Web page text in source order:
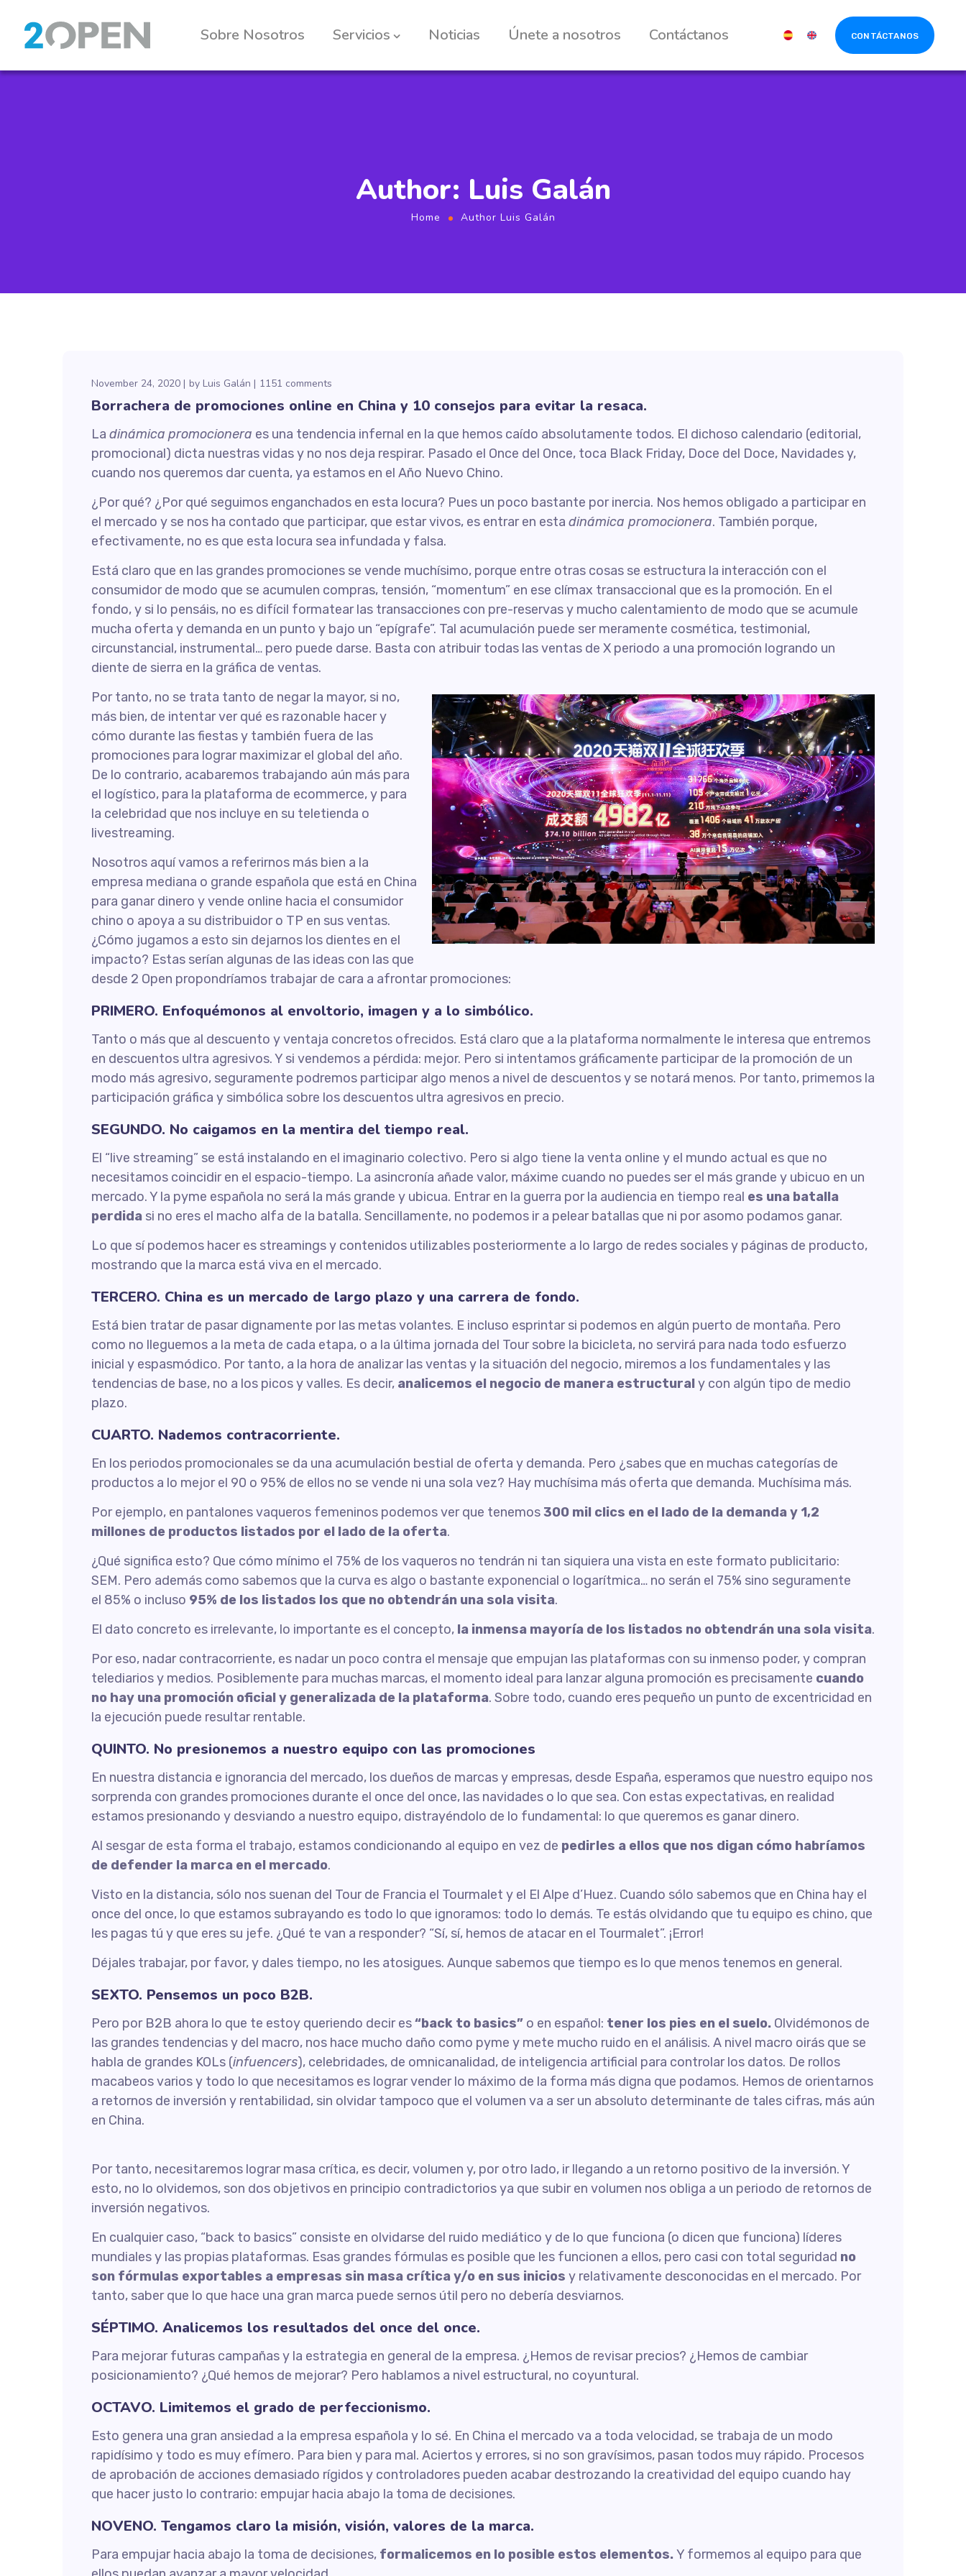
Sobre Nosotros Servicios Noticias Únete a nosotros Contáctanos CONTÁCTANOS
Author: Luis Galán
Home Author Luis Galán
November 24, 2020 by Luis Galán 1151 comments
Borrachera de promociones online en China y 10 consejos para evitar la resaca.
La dinámica promocionera es una tendencia infernal en la que hemos caído absolutamente todos. El dichoso calendario (editorial,
promocional) dicta nuestras vidas y no nos deja respirar. Pasado el Once del Once, toca Black Friday, Doce del Doce, Navidades y,
cuando nos queremos dar cuenta, ya estamos en el Año Nuevo Chino.
¿Por qué? ¿Por qué seguimos enganchados en esta locura? Pues un poco bastante por inercia. Nos hemos obligado a participar en
el mercado y se nos ha contado que participar, que estar vivos, es entrar en esta dinámica promocionera. También porque,
efectivamente, no es que esta locura sea infundada y falsa.
Está claro que en las grandes promociones se vende muchísimo, porque entre otras cosas se estructura la interacción con el
consumidor de modo que se acumulen compras, tensión, “momentum” en ese clímax transaccional que es la promoción. En el
fondo, y si lo pensáis, no es difícil formatear las transacciones con pre-reservas y mucho calentamiento de modo que se acumule
mucha oferta y demanda en un punto y bajo un “epígrafe”. Tal acumulación puede ser meramente cosmética, testimonial,
circunstancial, instrumental… pero puede darse. Basta con atribuir todas las ventas de X periodo a una promoción logrando un
diente de sierra en la gráfica de ventas.
Por tanto, no se trata tanto de negar la mayor, si no,
más bien, de intentar ver qué es razonable hacer y
cómo durante las fiestas y también fuera de las
promociones para lograr maximizar el global del año.
De lo contrario, acabaremos trabajando aún más para
el logístico, para la plataforma de ecommerce, y para
la celebridad que nos incluye en su teletienda o
livestreaming.
Nosotros aquí vamos a referirnos más bien a la
empresa mediana o grande española que está en China
para ganar dinero y vende online hacia el consumidor
chino o apoya a su distribuidor o TP en sus ventas.
¿Cómo jugamos a esto sin dejarnos los dientes en el
impacto? Estas serían algunas de las ideas con las que
desde 2 Open propondríamos trabajar de cara a afrontar promociones:
PRIMERO. Enfoquémonos al envoltorio, imagen y a lo simbólico.
Tanto o más que al descuento y ventaja concretos ofrecidos. Está claro que a la plataforma normalmente le interesa que entremos
en descuentos ultra agresivos. Y si vendemos a pérdida: mejor. Pero si intentamos gráficamente participar de la promoción de un
modo más agresivo, seguramente podremos participar algo menos a nivel de descuentos y se notará menos. Por tanto, primemos la
participación gráfica y simbólica sobre los descuentos ultra agresivos en precio.
SEGUNDO. No caigamos en la mentira del tiempo real.
El “live streaming” se está instalando en el imaginario colectivo. Pero si algo tiene la venta online y el mundo actual es que no
necesitamos coincidir en el espacio-tiempo. La asincronía añade valor, máxime cuando no puedes ser el más grande y ubicuo en un
mercado. Y la pyme española no será la más grande y ubicua. Entrar en la guerra por la audiencia en tiempo real es una batalla
perdida si no eres el macho alfa de la batalla. Sencillamente, no podemos ir a pelear batallas que ni por asomo podamos ganar.
Lo que sí podemos hacer es streamings y contenidos utilizables posteriormente a lo largo de redes sociales y páginas de producto,
mostrando que la marca está viva en el mercado.
TERCERO. China es un mercado de largo plazo y una carrera de fondo.
Está bien tratar de pasar dignamente por las metas volantes. E incluso esprintar si podemos en algún puerto de montaña. Pero
como no lleguemos a la meta de cada etapa, o a la última jornada del Tour sobre la bicicleta, no servirá para nada todo esfuerzo
inicial y espasmódico. Por tanto, a la hora de analizar las ventas y la situación del negocio, miremos a los fundamentales y las
tendencias de base, no a los picos y valles. Es decir, analicemos el negocio de manera estructural y con algún tipo de medio
plazo.
CUARTO. Nademos contracorriente.
En los periodos promocionales se da una acumulación bestial de oferta y demanda. Pero ¿sabes que en muchas categorías de
productos a lo mejor el 90 o 95% de ellos no se vende ni una sola vez? Hay muchísima más oferta que demanda. Muchísima más.
Por ejemplo, en pantalones vaqueros femeninos podemos ver que tenemos300 mil clics en el lado de la demanda y 1,2
millones de productos listados por el lado de la oferta.
¿Qué significa esto? Que cómo mínimo el 75% de los vaqueros no tendrán ni tan siquiera una vista en este formato publicitario:
SEM. Pero además como sabemos que la curva es algo o bastante exponencial o logarítmica… no serán el 75% sino seguramente
el 85% o incluso 95% de los listados los que no obtendrán una sola visita.
El dato concreto es irrelevante, lo importante es el concepto, la inmensa mayoría de los listados no obtendrán una sola visita.
Por eso, nadar contracorriente, es nadar un poco contra el mensaje que empujan las plataformas con su inmenso poder, y compran
telediarios y medios. Posiblemente para muchas marcas, el momento ideal para lanzar alguna promoción es precisamente cuando
no hay una promoción oficial y generalizada de la plataforma. Sobre todo, cuando eres pequeño un punto de excentricidad en
la ejecución puede resultar rentable.
QUINTO. No presionemos a nuestro equipo con las promociones
En nuestra distancia e ignorancia del mercado, los dueños de marcas y empresas, desde España, esperamos que nuestro equipo nos
sorprenda con grandes promociones durante el once del once, las navidades o lo que sea. Con estas expectativas, en realidad
estamos presionando y desviando a nuestro equipo, distrayéndolo de lo fundamental: lo que queremos es ganar dinero.
Al sesgar de esta forma el trabajo, estamos condicionando al equipo en vez de pedirles a ellos que nos digan cómo habríamos
de defender la marca en el mercado.
Visto en la distancia, sólo nos suenan del Tour de Francia el Tourmalet y el El Alpe d’Huez. Cuando sólo sabemos que en China hay el
once del once, lo que estamos subrayando es todo lo que ignoramos: todo lo demás. Te estás olvidando que tu equipo es chino, que
les pagas tú y que eres su jefe. ¿Qué te van a responder? “Sí, sí, hemos de atacar en el Tourmalet”. ¡Error!
Déjales trabajar, por favor, y dales tiempo, no les atosigues. Aunque sabemos que tiempo es lo que menos tenemos en general.
SEXTO. Pensemos un poco B2B.
Pero por B2B ahora lo que te estoy queriendo decir es“back to basics” o en español: tener los pies en el suelo. Olvidémonos de
las grandes tendencias y del macro, nos hace mucho daño como pyme y mete mucho ruido en el análisis. A nivel macro oirás que se
habla de grandes KOLs (infuencers), celebridades, de omnicanalidad, de inteligencia artificial para controlar los datos. De rollos
macabeos varios y todo lo que necesitamos es lograr vender lo máximo de la forma más digna que podamos. Hemos de orientarnos
a retornos de inversión y rentabilidad, sin olvidar tampoco que el volumen va a ser un absoluto determinante de tales cifras, más aún
en China.
Por tanto, necesitaremos lograr masa crítica, es decir, volumen y, por otro lado, ir llegando a un retorno positivo de la inversión. Y
esto, no lo olvidemos, son dos objetivos en principio contradictorios ya que subir en volumen nos obliga a un periodo de retornos de
inversión negativos.
En cualquier caso, “back to basics” consiste en olvidarse del ruido mediático y de lo que funciona (o dicen que funciona) líderes
mundiales y las propias plataformas. Esas grandes fórmulas es posible que les funcionen a ellos, pero casi con total seguridad no
son fórmulas exportables a empresas sin masa crítica y/o en sus inicios y relativamente desconocidas en el mercado. Por
tanto, saber que lo que hace una gran marca puede sernos útil pero no debería desviarnos.
SÉPTIMO. Analicemos los resultados del once del once.
Para mejorar futuras campañas y la estrategia en general de la empresa. ¿Hemos de revisar precios? ¿Hemos de cambiar
posicionamiento? ¿Qué hemos de mejorar? Pero hablamos a nivel estructural, no coyuntural.
OCTAVO. Limitemos el grado de perfeccionismo.
Esto genera una gran ansiedad a la empresa española y lo sé. En China el mercado va a toda velocidad, se trabaja de un modo
rapidísimo y todo es muy efímero. Para bien y para mal. Aciertos y errores, si no son gravísimos, pasan todos muy rápido. Procesos
de aprobación de acciones demasiado rígidos y controladores pueden acabar destrozando la creatividad del equipo cuando hay
que hacer justo lo contrario: empujar hacia abajo la toma de decisiones.
NOVENO. Tengamos claro la misión, visión, valores de la marca.
Para empujar hacia abajo la toma de decisiones, formalicemos en lo posible estos elementos. Y formemos al equipo para que